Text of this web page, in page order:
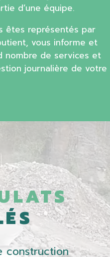
d’une équipe.
êtes représentés par
vous informe et
nombre de services et
journalière de votre
construction